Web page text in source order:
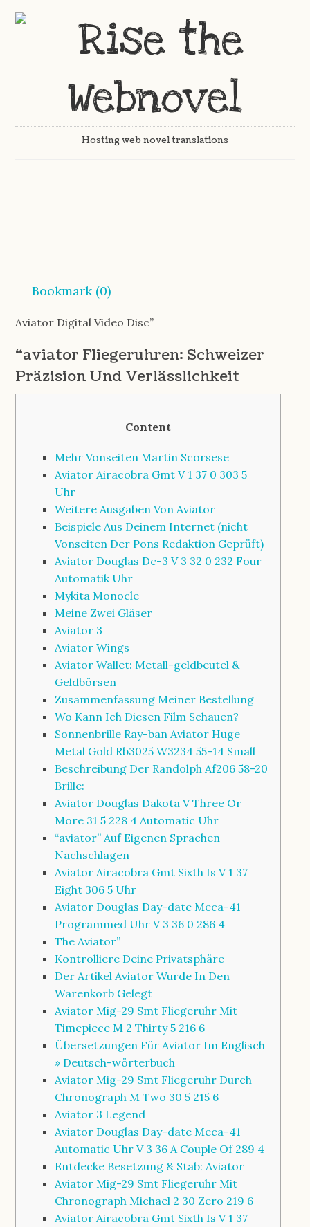
Hosting web novel translations
Bookmark (0)
Aviator Digital Video Disc”
“aviator Fliegeruhren: Schweizer
Präzision Und Verlässlichkeit
Content
Mehr Vonseiten Martin Scorsese
Aviator Airacobra Gmt V 1 37 0 303 5
Uhr
Weitere Ausgaben Von Aviator
Beispiele Aus Deinem Internet (nicht
Vonseiten Der Pons Redaktion Geprüft)
Aviator Douglas Dc-3 V 3 32 0 232 Four
Automatik Uhr
Mykita Monocle
Meine Zwei Gläser
Aviator 3
Aviator Wings
Aviator Wallet: Metall-geldbeutel &
Geldbörsen
Zusammenfassung Meiner Bestellung
Wo Kann Ich Diesen Film Schauen?
Sonnenbrille Ray-ban Aviator Huge
Metal Gold Rb3025 W3234 55-14 Small
Beschreibung Der Randolph Af206 58-20
Brille:
Aviator Douglas Dakota V Three Or
More 31 5 228 4 Automatic Uhr
“aviator” Auf Eigenen Sprachen
Nachschlagen
Aviator Airacobra Gmt Sixth Is V 1 37
Eight 306 5 Uhr
Aviator Douglas Day-date Meca-41
Programmed Uhr V 3 36 0 286 4
The Aviator”
Kontrolliere Deine Privatsphäre
Der Artikel Aviator Wurde In Den
Warenkorb Gelegt
Aviator Mig-29 Smt Fliegeruhr Mit
Timepiece M 2 Thirty 5 216 6
Übersetzungen Für Aviator Im Englisch
» Deutsch-wörterbuch
Aviator Mig-29 Smt Fliegeruhr Durch
Chronograph M Two 30 5 215 6
Aviator 3 Legend
Aviator Douglas Day-date Meca-41
Automatic Uhr V 3 36 A Couple Of 289 4
Entdecke Besetzung & Stab: Aviator
Aviator Mig-29 Smt Fliegeruhr Mit
Chronograph Michael 2 30 Zero 219 6
Aviator Airacobra Gmt Sixth Is V 1 37